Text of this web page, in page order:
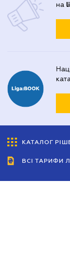
на
КАТАЛОГ
ВСІ ТАРИФИ